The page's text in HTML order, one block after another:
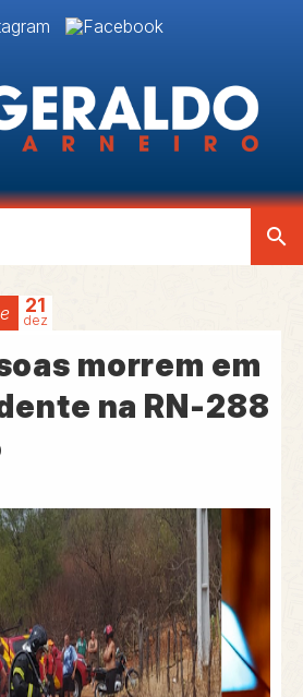
search
21
dez
morrem em
na RN-288